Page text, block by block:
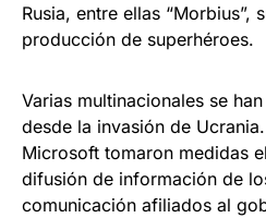
Rusia, entre ellas “Morbius”,
producción de superhéroes.
Varias multinacionales se
desde la invasión de
Microsoft tomaron medidas
difusión de información de
comunicación afiliados al